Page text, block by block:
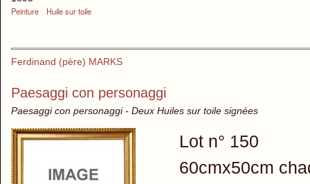
Peinture
Huile sur toile
Ferdinand (père) MARKS
Paesaggi con personaggi
Paesaggi con personaggi - Deux Huiles sur toile signées
Lot n° 150
60cmx50cm